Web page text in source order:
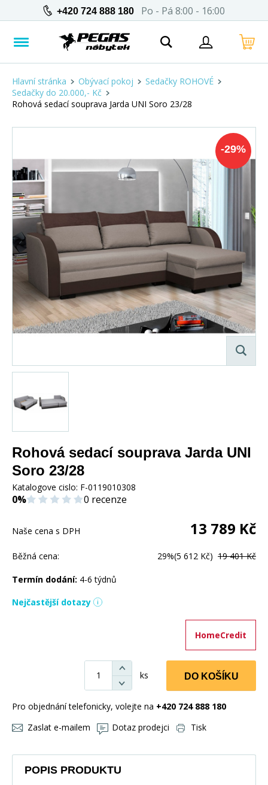
+420 724 888 180 Po - Pá 8:00 - 16:00
Hlavní stránka Obývací pokoj
Sedačky ROHOVÉ
Sedačky do 20.000,- Kč
Rohová sedací souprava Jarda UNI Soro 23/28
-29%
Rohová sedací souprava Jarda UNI
Soro 23/28
Katalogove cislo: F-0119010308
0% 0 recenze
Naše cena s DPH 13 789 Kč
Běžná cena: 29%(5 612 Kč) 19 401 Kč
Termín dodání: 4-6 týdnů
Nejčastější dotazy
HomeCredit
ks DO KOŠÍKU
Pro objednání telefonicky, volejte na +420 724 888 180
Zaslat e-mailem
Dotaz prodejci Tisk
POPIS PRODUKTU